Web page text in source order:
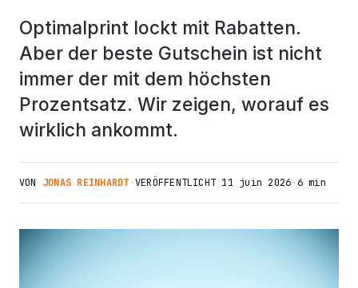
Optimalprint lockt mit Rabatten.
Aber der beste Gutschein ist nicht
immer der mit dem höchsten
Prozentsatz. Wir zeigen, worauf es
wirklich ankommt.
VON JONAS REINHARDT ·VERÖFFENTLICHT 11 juin 2026· 6 min